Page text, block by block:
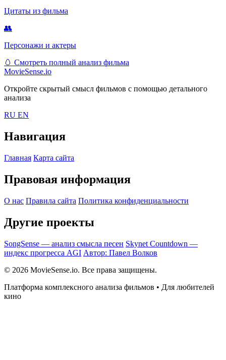
Цитаты из фильма
👥
Персонажи и актеры
🥚 Смотреть полный анализ фильма
MovieSense.io
Откройте скрытый смысл фильмов с помощью детального
анализа
RU EN
Навигация
Главная Карта сайта
Правовая информация
О нас Правила сайта Политика конфиденциальности
Другие проекты
SongSense — анализ смысла песен Skynet Countdown —
индекс прогресса AGI Автор: Павел Волков
© 2026 MovieSense.io. Все права защищены.
Платформа комплексного анализа фильмов • Для любителей
кино